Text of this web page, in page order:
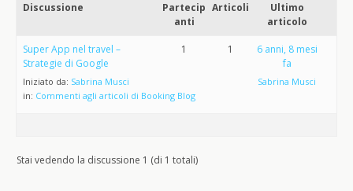
Discussione
Partecip
anti
Articoli
Ultimo
articolo
Super App nel travel –
Strategie di Google
Iniziato da: Sabrina Musci
in: Commenti agli articoli di Booking Blog
1 1
6 anni, 8 mesi
fa
Sabrina Musci
Stai vedendo la discussione 1 (di 1 totali)